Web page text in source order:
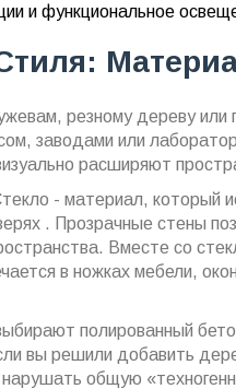
и функциональное
резному дереву
заводами или
расширяют
- материал, который
. Прозрачные стены
Вместе со
в ножках мебели,
полированный
вы решили добавить
нарушать общую